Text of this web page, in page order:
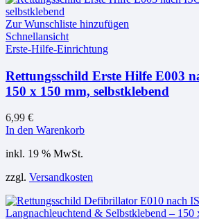
Zur Wunschliste hinzufügen
Schnellansicht
Erste-Hilfe-Einrichtung
Rettungsschild Erste Hilfe E003
150 x 150 mm, selbstklebend
6,99 €
In den Warenkorb
inkl. 19 % MwSt.
zzgl. Versandkosten